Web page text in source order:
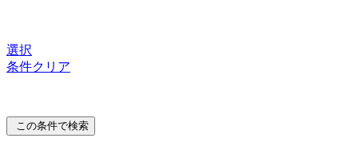
選択
条件クリア
この条件で検索